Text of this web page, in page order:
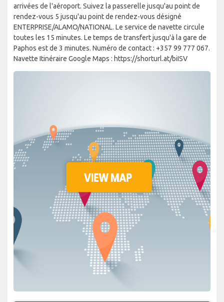
arrivées de l'aéroport. Suivez la passerelle jusqu'au point de
rendez-vous 5 jusqu'au point de rendez-vous désigné
ENTERPRISE/ALAMO/NATIONAL. Le service de navette circule
toutes les 15 minutes. Le temps de transfert jusqu'à la gare de
Paphos est de 3 minutes. Numéro de contact : +357 99 777 067.
Navette Itinéraire Google Maps : https://shorturl.at/biISV